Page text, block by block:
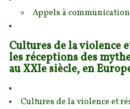
Appels à communication
Cultures de la violence
les réceptions des
au XXIe siècle, en
Cultures de la violence et